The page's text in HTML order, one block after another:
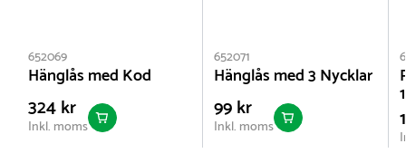
652069
Hänglås med Kod
324 kr
Inkl. moms
652071
Hänglås med 3 Nycklar
99 kr
Inkl. moms